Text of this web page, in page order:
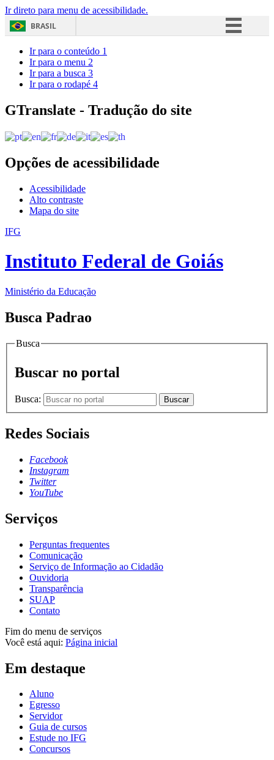
Ir direto para menu de acessibilidade.
BRASIL
Acesso à informação
Ir para o conteúdo 1
Ir para o menu 2
Ir para a busca 3
Ir para o rodapé 4
GTranslate - Tradução do site
Opções de acessibilidade
Acessibilidade
Alto contraste
Mapa do site
IFG
Instituto Federal de Goiás
Ministério da Educação
Busca Padrao
Busca
Buscar no portal
Busca: Buscar
Redes Sociais
Facebook
Instagram
Twitter
YouTube
Serviços
Perguntas frequentes
Comunicação
Serviço de Informação ao Cidadão
Ouvidoria
Transparência
SUAP
Contato
Fim do menu de serviços
Você está aqui: Página inicial
Em destaque
Aluno
Egresso
Servidor
Guia de cursos
Estude no IFG
Concursos